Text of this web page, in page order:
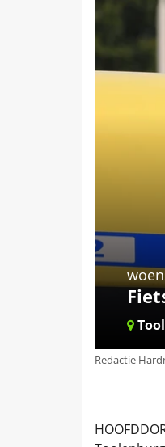
Redactie